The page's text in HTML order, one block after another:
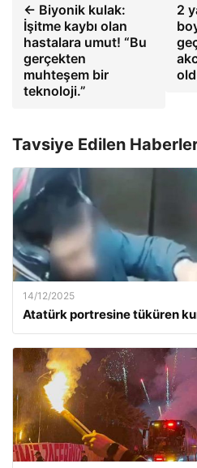
← Biyonik kulak:
İşitme kaybı olan
hastalara umut! “Bu
gerçekten
muhteşem bir
teknoloji.”
2
Tavsiye Edilen
14/12/2025
Atatürk portresine tüküren